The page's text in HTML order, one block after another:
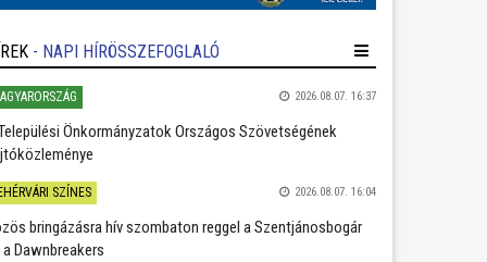
- NAPI HÍRÖSSZEFOGLALÓ
2026.08.07. 16:37
Önkormányzatok Országos Szövetségének
SZÍNES 2026.08.07. 16:04
bringázásra hív szombaton reggel a Szentjánosbogár
Dawnbreakers